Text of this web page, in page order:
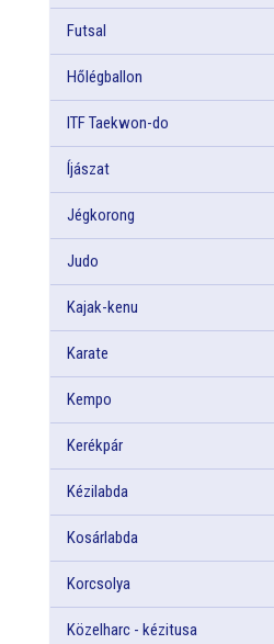
Futsal
Hőlégballon
ITF Taekwon-do
Íjászat
Jégkorong
Judo
Kajak-kenu
Karate
Kempo
Kerékpár
Kézilabda
Kosárlabda
Korcsolya
Közelharc - kézitusa